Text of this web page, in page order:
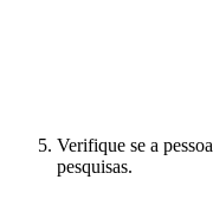
Verifique se a
pesquisas.